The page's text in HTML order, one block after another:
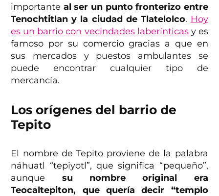
importante al ser un punto fronterizo entre
Tenochtitlan y la ciudad de Tlatelolco. Hoy
es un barrio con vecindades laberínticasy es
famoso por su comercio gracias a que en
sus mercados y puestos ambulantes se
puede encontrar cualquier tipo de
mercancía.
Los orígenes del barrio de
Tepito
El nombre de Tepito proviene de la palabra
náhuatl “tepiyotl”, que significa “pequeño”,
aunque su nombre original era
Teocaltepiton, que quería decir “templo